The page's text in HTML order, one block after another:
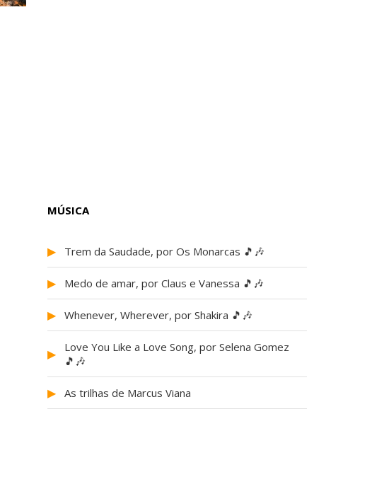
MÚSICA
▶ Trem da Saudade, por Os Monarcas 🎵🎶
▶ Medo de amar, por Claus e Vanessa 🎵🎶
▶ Whenever, Wherever, por Shakira 🎵🎶
▶
Love You Like a Love Song, por Selena Gomez
🎵🎶
▶ As trilhas de Marcus Viana